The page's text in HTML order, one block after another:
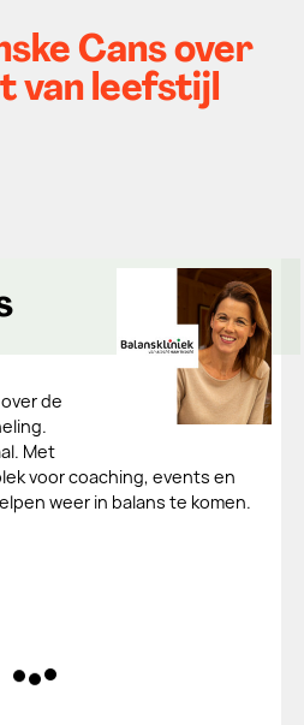
Cans over
van leefstijl
de
Met
voor coaching, events en
weer in balans te komen.